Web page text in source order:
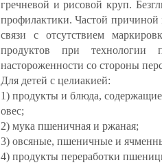
гречневой и рисовой круп.
профилактики. Частой причиной
связи с отсутствием
продуктов при технологии
настороженности со стороны
Для детей с целиакией:
1) продукты и блюда,
овес;
2) мука пшеничная и ржаная;
3) овсяные, пшеничные и
4) продукты переработки